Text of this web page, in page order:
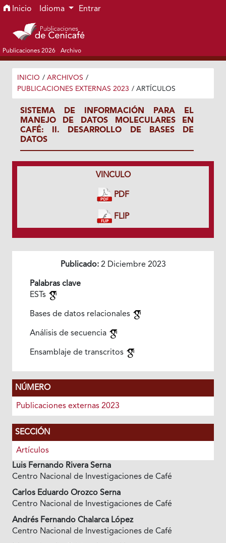
Ir al menú de navegación principal
Ir al contenido principal
Ir al pie de página del sitio
Inicio Idioma Entrar
Publicaciones 2026 Archivo
INICIO / ARCHIVOS /
PUBLICACIONES EXTERNAS 2023 / ARTÍCULOS
SISTEMA DE INFORMACIÓN PARA EL
MANEJO DE DATOS MOLECULARES EN
CAFÉ: II. DESARROLLO DE BASES DE
DATOS
VINCULO
PDF
FLIP
Publicado:2 Diciembre 2023
Palabras clave
ESTs
Bases de datos relacionales
Análisis de secuencia
Ensamblaje de transcritos
NÚMERO
Publicaciones externas 2023
SECCIÓN
Artículos
Luis Fernando Rivera Serna
Centro Nacional de Investigaciones de Café
Carlos Eduardo Orozco Serna
Centro Nacional de Investigaciones de Café
Andrés Fernando Chalarca López
Centro Nacional de Investigaciones de Café